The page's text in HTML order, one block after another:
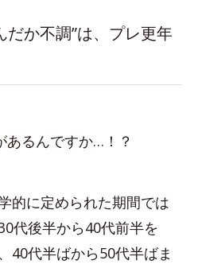
だか不調”は、プレ更年
あるんですか…！？
的に定められた期間では
代後半から40代前半を
40代半ばから50代半ばま